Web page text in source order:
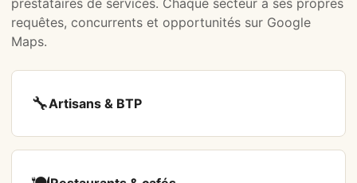
prestataires de services. Chaque secteur a ses propres
requêtes, concurrents et opportunités sur Google
Maps.
🔧Artisans & BTP